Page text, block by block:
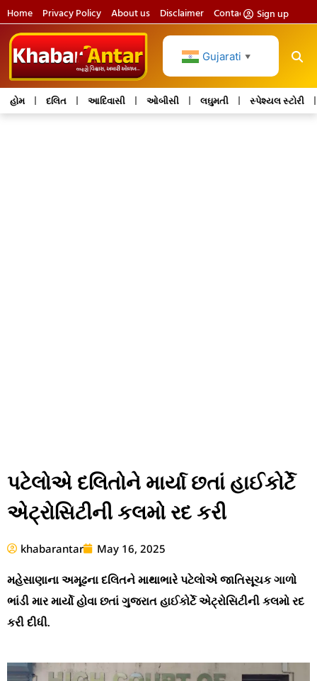
Home Privacy Policy About us Disclaimer Contact usSign up
Gujarati ▼
હોમ દલિત આદિવાસી ઓબીસી લઘુમતી સ્પેશ્યલ સ્ટોરી
પટેલોએ દલિતોને માર્યા છતાં હાઈકોર્ટે
એટ્રોસિટીની કલમો રદ કરી
khabarantar May 16, 2025
મહેસાણાના અમૂઢના દલિતને માથાભારે પટેલોએ જાતિસૂચક ગાળો
ભાંડી માર માર્યો હોવા છતાં ગુજરાત હાઈકોર્ટે એટ્રોસિટીની કલમો રદ
કરી દીધી.